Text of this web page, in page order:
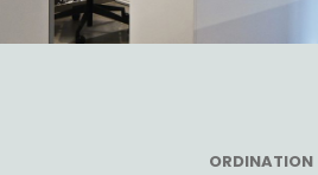
ORDINATION